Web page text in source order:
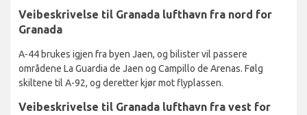
Veibeskrivelse til Granada lufthavn fra nord for
Granada
A-44 brukes igjen fra byen Jaen, og bilister vil passere
områdene La Guardia de Jaen og Campillo de Arenas. Følg
skiltene til A-92, og deretter kjør mot flyplassen.
Veibeskrivelse til Granada lufthavn fra vest for